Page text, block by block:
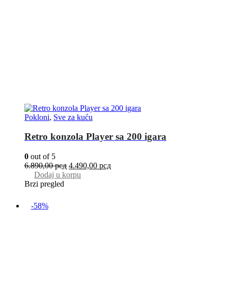
Pokloni, Sve za kuću
Retro konzola Player sa 200 igara
0 out of 5
6.890,00рсд 4.490,00 рсд
Dodaj u korpu
Brzi pregled
-58%